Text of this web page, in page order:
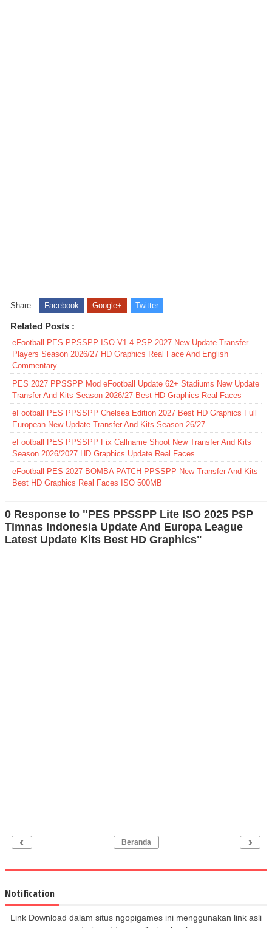
Share : Facebook Google+ Twitter
Related Posts :
eFootball PES PPSSPP ISO V1.4 PSP 2027 New Update Transfer
Players Season 2026/27 HD Graphics Real Face And English
Commentary
PES 2027 PPSSPP Mod eFootball Update 62+ Stadiums New Update
Transfer And Kits Season 2026/27 Best HD Graphics Real Faces
eFootball PES PPSSPP Chelsea Edition 2027 Best HD Graphics Full
European New Update Transfer And Kits Season 26/27
eFootball PES PPSSPP Fix Callname Shoot New Transfer And Kits
Season 2026/2027 HD Graphics Update Real Faces
eFootball PES 2027 BOMBA PATCH PPSSPP New Transfer And Kits
Best HD Graphics Real Faces ISO 500MB
0 Response to "PES PPSSPP Lite ISO 2025 PSP
Timnas Indonesia Update And Europa League
Latest Update Kits Best HD Graphics"
‹ ›
Beranda
Notification
Link Download dalam situs ngopigames ini menggunakan link asli